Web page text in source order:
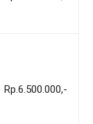
Rp.6.500.000,-